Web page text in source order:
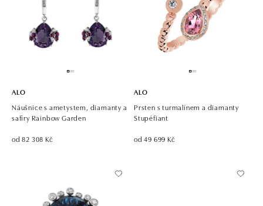
ALO
Náušnice s ametystem, diamanty a
safíry Rainbow Garden
od 82 308 Kč
ALO
Prsten s turmalínem a diamanty
Stupéfiant
od 49 699 Kč